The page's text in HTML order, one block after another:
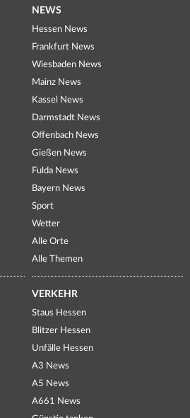
NEWS
Hessen News
Frankfurt News
Wiesbaden News
Mainz News
Kassel News
Darmstadt News
Offenbach News
Gießen News
Fulda News
Bayern News
Sport
Wetter
Alle Orte
Alle Themen
VERKEHR
Staus Hessen
Blitzer Hessen
Unfälle Hessen
A3 News
A5 News
A661 News